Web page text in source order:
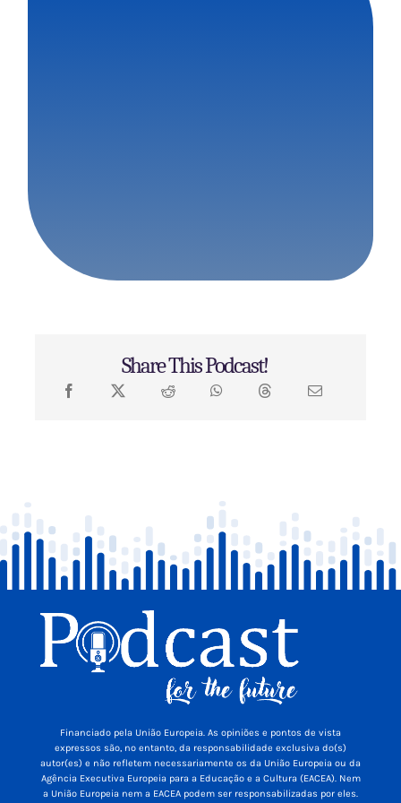
Share This Podcast!
Financiado pela União Europeia. As opiniões e pontos de vista
expressos são, no entanto, da responsabilidade exclusiva do(s)
autor(es) e não refletem necessariamente os da União Europeia ou da
Agência Executiva Europeia para a Educação e a Cultura (EACEA). Nem
a União Europeia nem a EACEA podem ser responsabilizadas por eles.